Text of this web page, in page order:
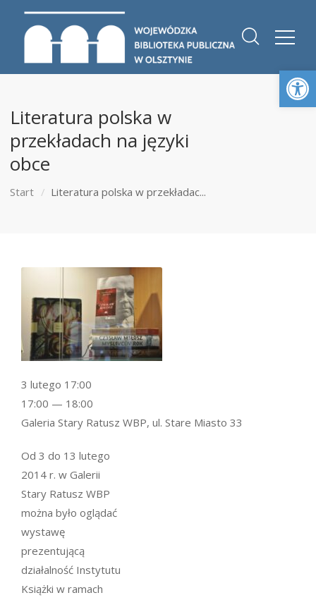
Literatura polska w
przekładach na języki
obce
Start Literatura polska w przekładac...
Od 3 do 13 lutego
2014 r. w Galerii
Stary Ratusz WBP
można było oglądać
wystawę
prezentującą
działalność Instytutu
Książki w ramach
3 lutego 17:00
17:00 — 18:00
Galeria Stary Ratusz WBP, ul. Stare Miasto 33